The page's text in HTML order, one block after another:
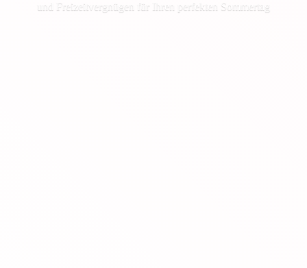
und Freizeitvergnügen für Ihren perfekten Sommertag